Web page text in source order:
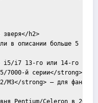
зверя</h2>
в описании больше 5
i7 13-го или 14-го
7000-й серии</strong> —
M3</strong> — для